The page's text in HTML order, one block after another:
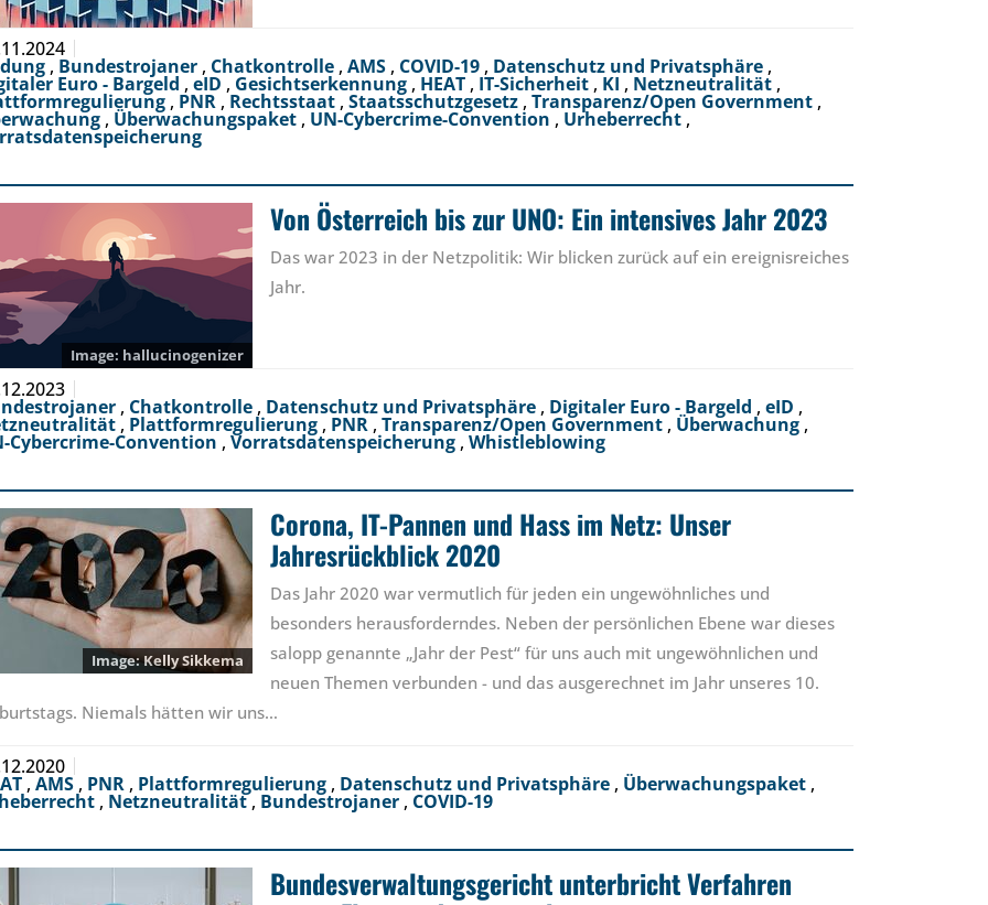
, Bundestrojaner , Chatkontrolle , AMS , COVID-19 , Datenschutz und Privatsphäre ,
Euro - Bargeld , eID , Gesichtserkennung , HEAT , IT-Sicherheit , KI , Netzneutralität ,
, PNR , Rechtsstaat , Staatsschutzgesetz , Transparenz/Open Government ,
, Überwachungspaket , UN-Cybercrime-Convention , Urheberrecht ,
hallucinogenizer
Von Österreich bis zur UNO: Ein intensives Jahr 2023
Das war 2023 in der Netzpolitik: Wir blicken zurück auf ein ereignisreiches
Jahr.
, Chatkontrolle , Datenschutz und Privatsphäre , Digitaler Euro - Bargeld , eID ,
, Plattformregulierung , PNR , Transparenz/Open Government , Überwachung ,
Cybercrime-Convention , Vorratsdatenspeicherung , Whistleblowing
Kelly Sikkema
Corona, IT-Pannen und Hass im Netz: Unser
Jahresrückblick 2020
Das Jahr 2020 war vermutlich für jeden ein ungewöhnliches und
besonders herausforderndes. Neben der persönlichen Ebene war dieses
salopp genannte „Jahr der Pest“ für uns auch mit ungewöhnlichen und
neuen Themen verbunden - und das ausgerechnet im Jahr unseres 10.
Niemals hätten wir uns…
, AMS , PNR , Plattformregulierung , Datenschutz und Privatsphäre , Überwachungspaket ,
, Netzneutralität, Bundestrojaner , COVID-19
Bundesverwaltungsgericht unterbricht Verfahren